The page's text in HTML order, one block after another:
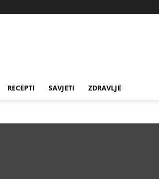
RECEPTI SAVJETI ZDRAVLJE